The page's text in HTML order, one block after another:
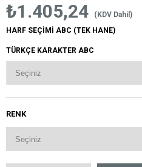
₺1.405,24
(KDV Dahil)
HARF SEÇİMİ ABC (TEK HANE)
TÜRKÇE KARAKTER ABC
RENK